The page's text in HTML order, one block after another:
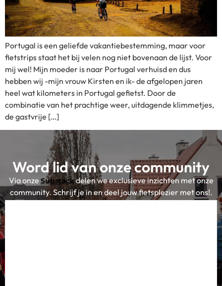
Portugal is een geliefde vakantiebestemming, maar voor
fietstrips staat het bij velen nog niet bovenaan de lijst. Voor
mij wel! Mijn moeder is naar Portugal verhuisd en dus
hebben wij -mijn vrouw Kirsten en ik- de afgelopen jaren
heel wat kilometers in Portugal gefietst. Door de
combinatie van het prachtige weer, uitdagende klimmetjes,
de gastvrije […]
Word lid van onze community
Via onze Substackdelen we exclusieve inzichten met onze
community. Schrijf je in en deel jouw fietsplezier met ons!.